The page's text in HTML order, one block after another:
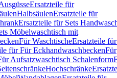
Ersatzteile für
HalbsäulenErsatzteile für
Ersatzteile für Sets
Möbelwaschtisch mit
Für WaschtischeErsatzteile
für Für EckhandwaschbeckenFür
Aufsatzwaschtisch Schalenform
Hochschränke